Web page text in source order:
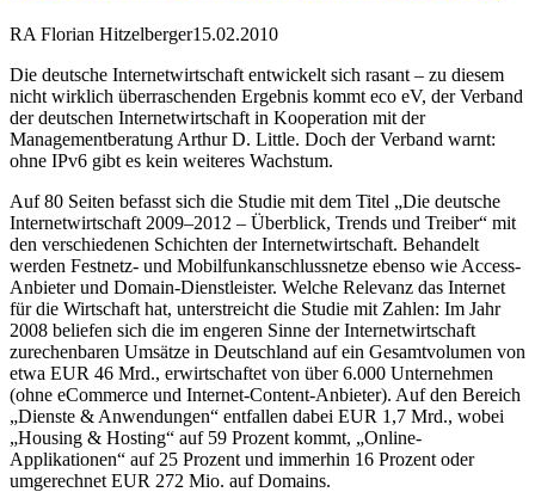
RA Florian Hitzelberger15.02.2010
Die deutsche Internetwirtschaft entwickelt sich rasant – zu diesem
nicht wirklich überraschenden Ergebnis kommt eco eV, der Verband
der deutschen Internetwirtschaft in Kooperation mit der
Managementberatung Arthur D. Little. Doch der Verband warnt:
ohne IPv6 gibt es kein weiteres Wachstum.
Auf 80 Seiten befasst sich die Studie mit dem Titel „Die deutsche
Internetwirtschaft 2009–2012 – Überblick, Trends und Treiber“ mit
den verschiedenen Schichten der Internetwirtschaft. Behandelt
werden Festnetz- und Mobilfunkanschlussnetze ebenso wie Access-
Anbieter und Domain-Dienstleister. Welche Relevanz das Internet
für die Wirtschaft hat, unterstreicht die Studie mit Zahlen: Im Jahr
2008 beliefen sich die im engeren Sinne der Internetwirtschaft
zurechenbaren Umsätze in Deutschland auf ein Gesamtvolumen von
etwa EUR 46 Mrd., erwirtschaftet von über 6.000 Unternehmen
(ohne eCommerce und Internet-Content-Anbieter). Auf den Bereich
„Dienste & Anwendungen“ entfallen dabei EUR 1,7 Mrd., wobei
„Housing & Hosting“ auf 59 Prozent kommt, „Online-
Applikationen“ auf 25 Prozent und immerhin 16 Prozent oder
umgerechnet EUR 272 Mio. auf Domains.